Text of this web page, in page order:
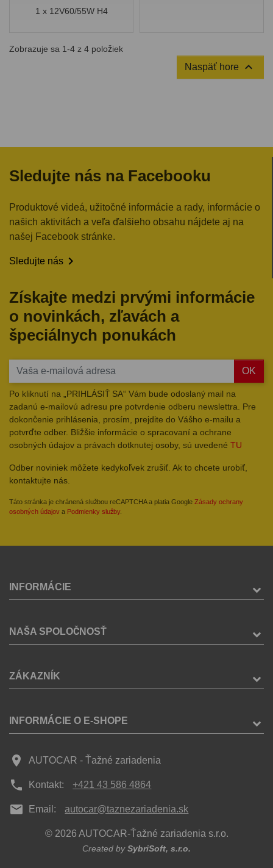
1 x 12V60/55W H4
1 x 12V 21/5W
Zobrazuje sa 1-4 z 4 položiek
Naspäť hore 
Sledujte nás na Facebooku
Produktové videá, užitočné informácie a rady, informácie o
našich aktivitách a veľa ďalšieho obsahu nájdete aj na
našej Facebook stránke.
Sledujte nás 
Získajte medzi prvými informácie
o novinkách, zľavách a
špeciálnych ponukách
OK
Po kliknutí na „PRIHLÁSIŤ SA“ Vám bude odoslaný mail na
zadanú e-mailovú adresu pre potvrdenie odberu newslettra. Pre
dokončenie prihlásenia, prosím, prejdite do Vášho e-mailu a
potvrďte odber. Bližšie informácie o spracovaní a ochrane
osobných údajov a právach dotknutej osoby, sú uvedené TU
Odber noviniek môžete kedykoľvek zrušiť. Ak to chcete urobiť,
kontaktujte nás.
Táto stránka je chránená službou reCAPTCHA a platia Google Zásady ochrany
osobných údajov a Podmienky služby.
INFORMÁCIE
NAŠA SPOLOČNOSŤ
ZÁKAZNÍK
INFORMÁCIE O E-SHOPE
place AUTOCAR - Ťažné zariadenia
phone Kontakt: +421 43 586 4864
mail Email: autocar@taznezariadenia.sk
© 2026 AUTOCAR-Ťažné zariadenia s.r.o.
Created bySybriSoft, s.r.o.